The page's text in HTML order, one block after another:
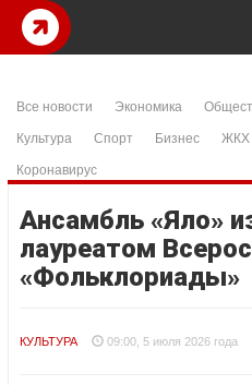
Все новости Экономика
Культура
Спорт Бизнес ЖКХ
Коронавирус
Ансамбль «Яло»
лауреатом
«Фольклориады»
КУЛЬТУРА 09:00, 5 июля 2026 года